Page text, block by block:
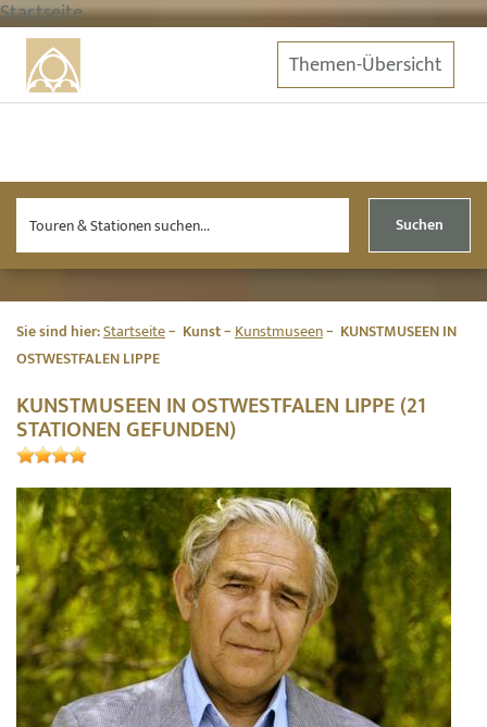
Startseite
Themen-Übersicht
Suchen
Sie sind hier:Startseite Kunst Kunstmuseen
KUNSTMUSEEN IN
OSTWESTFALEN LIPPE
KUNSTMUSEEN IN OSTWESTFALEN LIPPE (21
STATIONEN GEFUNDEN)